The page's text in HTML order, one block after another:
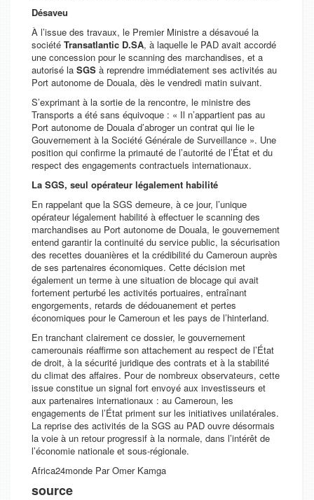
Désaveu
À l’issue des travaux, le Premier Ministre a désavoué la
société Transatlantic D.SA, à laquelle le PAD avait accordé
une concession pour le scanning des marchandises, et a
autorisé la SGS à reprendre immédiatement ses activités au
Port autonome de Douala, dès le vendredi matin suivant.
S’exprimant à la sortie de la rencontre, le ministre des
Transports a été sans équivoque : « Il n’appartient pas au
Port autonome de Douala d’abroger un contrat qui lie le
Gouvernement à la Société Générale de Surveillance ». Une
position qui confirme la primauté de l’autorité de l’État et du
respect des engagements contractuels internationaux.
La SGS, seul opérateur légalement habilité
En rappelant que la SGS demeure, à ce jour, l’unique
opérateur légalement habilité à effectuer le scanning des
marchandises au Port autonome de Douala, le gouvernement
entend garantir la continuité du service public, la sécurisation
des recettes douanières et la crédibilité du Cameroun auprès
de ses partenaires économiques. Cette décision met
également un terme à une situation de blocage qui avait
fortement perturbé les activités portuaires, entraînant
engorgements, retards de dédouanement et pertes
économiques pour le Cameroun et les pays de l’hinterland.
En tranchant clairement ce dossier, le gouvernement
camerounais réaffirme son attachement au respect de l’État
de droit, à la sécurité juridique des contrats et à la stabilité
du climat des affaires. Pour de nombreux observateurs, cette
issue constitue un signal fort envoyé aux investisseurs et
aux partenaires internationaux : au Cameroun, les
engagements de l’État priment sur les initiatives unilatérales.
La reprise des activités de la SGS au PAD ouvre désormais
la voie à un retour progressif à la normale, dans l’intérêt de
l’économie nationale et sous-régionale.
Africa24monde Par Omer Kamga
source